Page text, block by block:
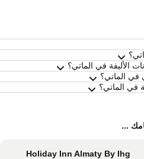
الأليفة في الماتي؟
الماتي؟
الماتي؟
...
Holiday Inn Almaty By Ihg